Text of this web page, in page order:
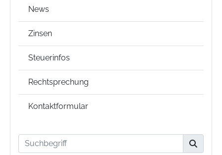
News
Zinsen
Steuerinfos
Rechtsprechung
Kontaktformular